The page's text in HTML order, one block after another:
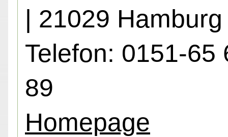
| 21029 Hamburg
Telefon: 0151-65
89
Homepage